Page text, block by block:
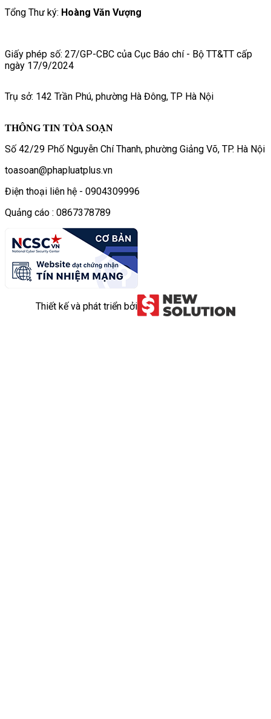
Tổng Thư ký: Hoàng Văn Vượng
Giấy phép số: 27/GP-CBC của Cục Báo chí - Bộ TT&TT cấp
ngày 17/9/2024
Trụ sở: 142 Trần Phú, phường Hà Đông, TP Hà Nội
THÔNG TIN TÒA SOẠN
Số 42/29 Phố Nguyễn Chí Thanh, phường Giảng Võ, TP. Hà Nội
toasoan@phapluatplus.vn
Điện thoại liên hệ - 0904309996
Quảng cáo : 0867378789
Thiết kế và phát triển bởi